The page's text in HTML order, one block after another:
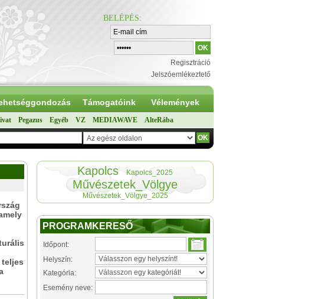
BELÉPÉS:
Regisztráció
Jelszóemlékeztető
Támogatóink Vélemények
Pegazus Egyéb VZ MEDIAWAVE AlteRába
teljes
Kapolcs Kapolcs_2025
Művészetek_Völgye
Művészetek_Völgye_2025
PROGRAMKERESŐ
Időpont:
Helyszín:
Kategória:
Esemény neve: